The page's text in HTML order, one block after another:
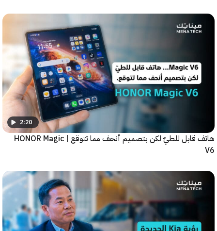
2:20
هاتف قابل للطيّ لكن بتصميم أنحف مما تتوقع | HONOR Magic